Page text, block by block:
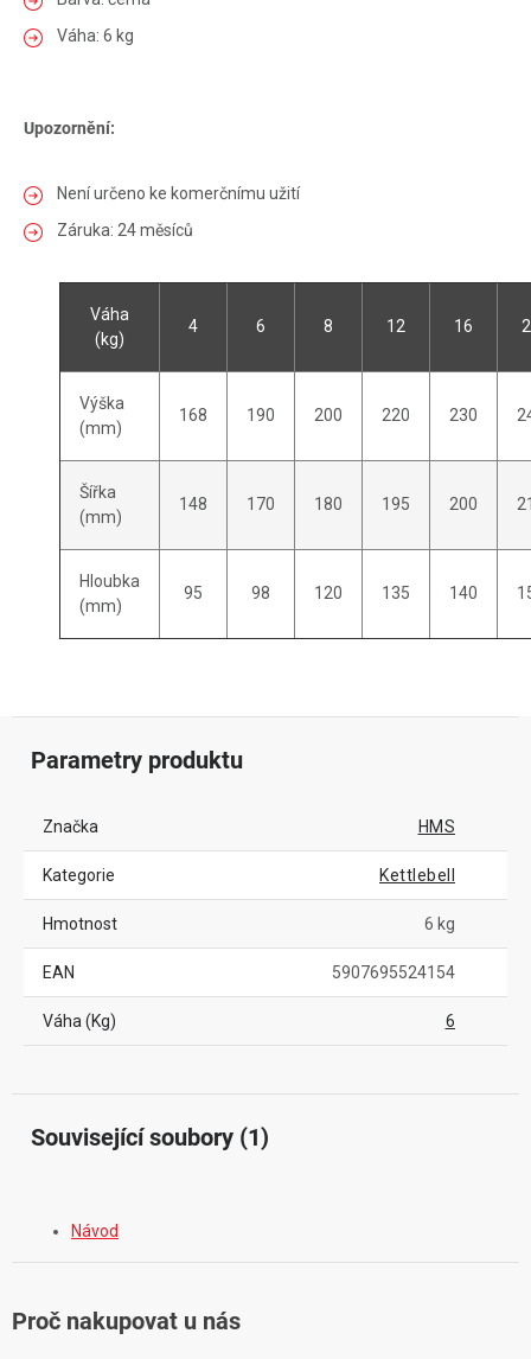
Váha: 6 kg
Upozornění:
Není určeno ke komerčnímu užití
Záruka: 24 měsíců
Váha
(kg)
4 6 8 12 16
Výška
(mm)
168 190 200 220 230
Šířka
(mm)
148 170 180 195 200
Hloubka
(mm)
95 98 120 135 140
Parametry produktu
Značka HMS
Kategorie Kettlebell
Hmotnost 6 kg
EAN 5907695524154
Váha (Kg) 6
Související soubory (1)
Návod
Proč nakupovat u nás